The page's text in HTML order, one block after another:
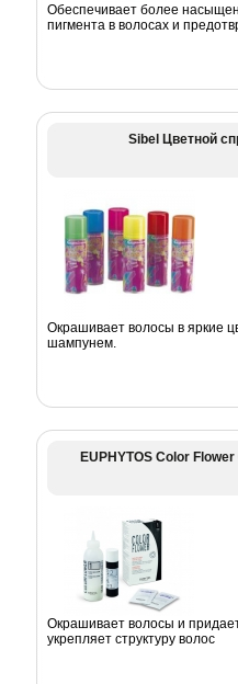
Обеспечивает более
пигмента в волосах и
Sibel Цветной
Окрашивает волосы в яркие
шампунем.
EUPHYTOS Color
Окрашивает волосы и
укрепляет структуру волос